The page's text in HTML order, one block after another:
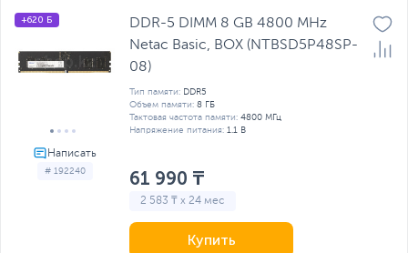
# 192240
+620 Б
DDR-5 DIMM 8 GB 4800 MHz
Netac Basic, BOX (NTBSD5P48SP-
08)
Тип памяти: DDR5
Объем памяти: 8 ГБ
Тактовая частота памяти: 4800 МГц
Напряжение питания: 1.1 В
61 990 ₸
2 583 ₸ x 24 мес
Купить